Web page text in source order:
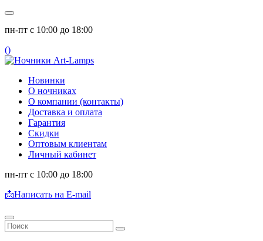
пн-пт с 10:00 до 18:00
()
Новинки
О ночниках
О компании (контакты)
Доставка и оплата
Гарантия
Скидки
Оптовым клиентам
Личный кабинет
пн-пт с 10:00 до 18:00
📩Написать на E-mail